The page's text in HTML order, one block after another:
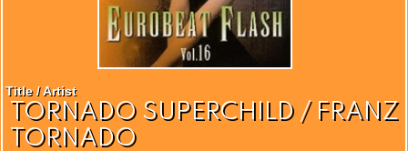
Title / Artist
TORNADO SUPERCHILD / FRANZ
TORNADO